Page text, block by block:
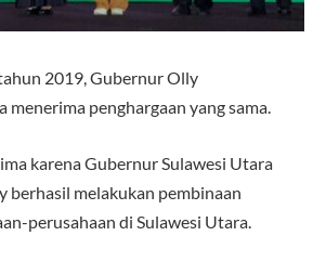
2019, Gubernur Olly
menerima penghargaan yang sama.
karena Gubernur Sulawesi Utara
berhasil melakukan pembinaan
perusahaan di Sulawesi Utara.